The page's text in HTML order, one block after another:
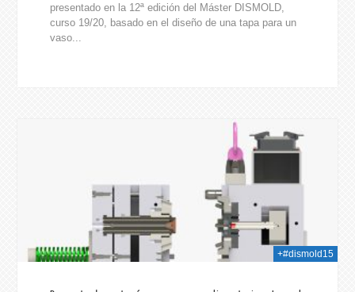
presentado en la 12ª edición del Máster DISMOLD,
curso 19/20, basado en el diseño de una tapa para un
vaso...
+#dismold15